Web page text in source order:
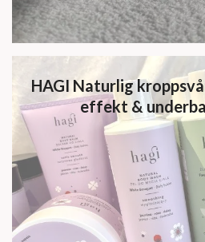
HAGI Naturlig
effekt &